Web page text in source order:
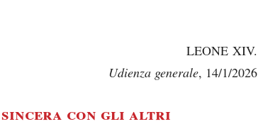
LEONE XIV.
Udienza generale, 14/1/2026
sincera con gli altri